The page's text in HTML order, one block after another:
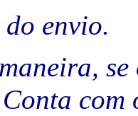
envio.
com